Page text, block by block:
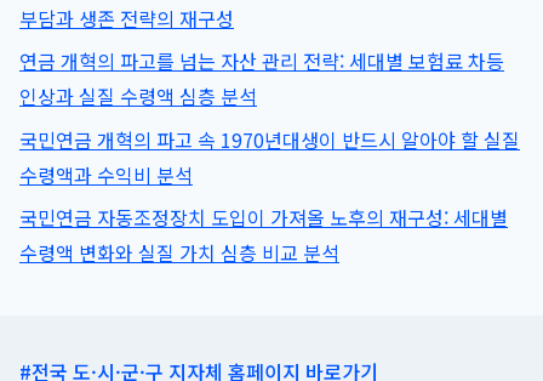
도
리
완
정
리
부담과 생존 전략의 재구성
연금 개혁의 파고를 넘는 자산 관리 전략: 세대별 보험료 차등
인상과 실질 수령액 심층 분석
국민연금 개혁의 파고 속 1970년대생이 반드시 알아야 할 실질
수령액과 수익비 분석
국민연금 자동조정장치 도입이 가져올 노후의 재구성: 세대별
수령액 변화와 실질 가치 심층 비교 분석
#전국 도·시·군·구 지자체 홈페이지 바로가기